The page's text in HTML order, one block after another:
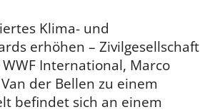
Klima- und
erhöhen – Zivilgesellschaft
International, Marco
der Bellen zu einem
befindet sich an einem
der Zugriffe auf die
Infos dazu findest du in unserer
Unter
kannst du verwalten,
von Cookies gesetzt werden.
kannst du über den
Link im Footer der